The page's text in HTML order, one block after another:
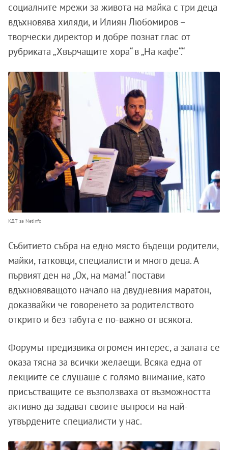
социалните мрежи за живота на майка с три деца
вдъхновява хиляди, и Илиян Любомиров –
творчески директор и добре познат глас от
рубриката „Хвърчащите хора“ в „На кафе“.“
КДТ за NetInfo
Събитието събра на едно място бъдещи родители,
майки, татковци, специалисти и много деца. А
първият ден на „Ох, на мама!“ постави
вдъхновяващото начало на двудневния маратон,
доказвайки че говоренето за родителството
открито и без табута е по-важно от всякога.
Форумът предизвика огромен интерес, а залата се
оказа тясна за всички желаещи. Всяка една от
лекциите се слушаше с голямо внимание, като
присъстващите се възползваха от възможността
активно да задават своите въпроси на най-
утвърдените специалисти у нас.